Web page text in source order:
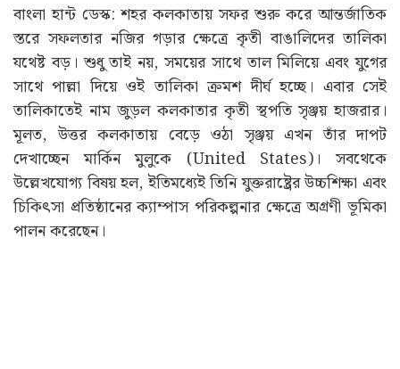
বাংলা হান্ট ডেস্ক: শহর কলকাতায় সফর শুরু করে আন্তর্জাতিক
স্তরে সফলতার নজির গড়ার ক্ষেত্রে কৃতী বাঙালিদের তালিকা
যথেষ্ট বড়। শুধু তাই নয়, সময়ের সাথে তাল মিলিয়ে এবং যুগের
সাথে পাল্লা দিয়ে ওই তালিকা ক্রমশ দীর্ঘ হচ্ছে। এবার সেই
তালিকাতেই নাম জুড়ল কলকাতার কৃতী স্থপতি সৃঞ্জয় হাজরার।
মূলত, উত্তর কলকাতায় বেড়ে ওঠা সৃঞ্জয় এখন তাঁর দাপট
দেখাচ্ছেন মার্কিন মুলুকে (United States)। সবথেকে
উল্লেখযোগ্য বিষয় হল, ইতিমধ্যেই তিনি যুক্তরাষ্ট্রের উচ্চশিক্ষা এবং
চিকিৎসা প্রতিষ্ঠানের ক্যাম্পাস পরিকল্পনার ক্ষেত্রে অগ্রণী ভূমিকা
পালন করেছেন।